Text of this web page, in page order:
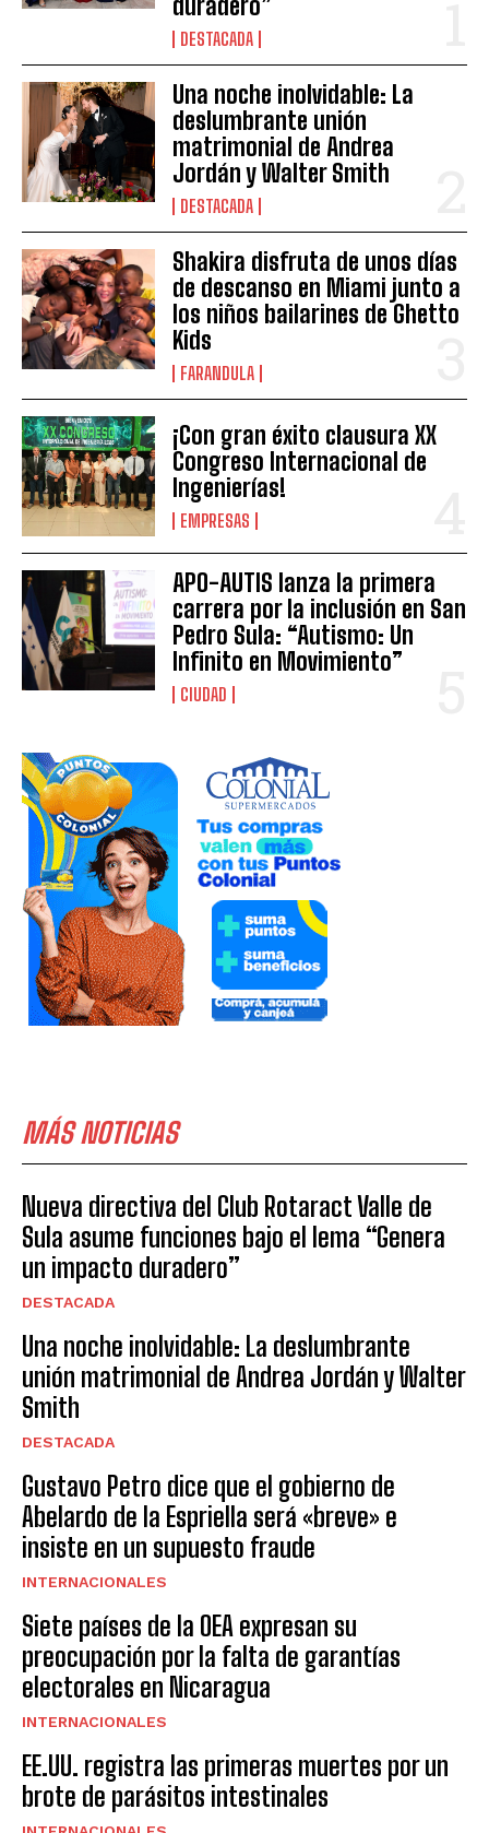
duradero”
DESTACADA
Una noche inolvidable: La
deslumbrante unión
matrimonial de Andrea
Jordán y Walter Smith
DESTACADA
Shakira disfruta de unos días
de descanso en Miami junto a
los niños bailarines de Ghetto
Kids
FARANDULA
¡Con gran éxito clausura XX
Congreso Internacional de
Ingenierías!
EMPRESAS
APO-AUTIS lanza la primera
carrera por la inclusión en San
Pedro Sula: “Autismo: Un
Infinito en Movimiento”
CIUDAD
MÁS NOTICIAS
Nueva directiva del Club Rotaract Valle de
Sula asume funciones bajo el lema “Genera
un impacto duradero”
DESTACADA
Una noche inolvidable: La deslumbrante
unión matrimonial de Andrea Jordán y Walter
Smith
DESTACADA
Gustavo Petro dice que el gobierno de
Abelardo de la Espriella será «breve» e
insiste en un supuesto fraude
INTERNACIONALES
Siete países de la OEA expresan su
preocupación por la falta de garantías
electorales en Nicaragua
INTERNACIONALES
EE.UU. registra las primeras muertes por un
brote de parásitos intestinales